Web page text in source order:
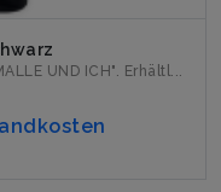
UND ICH". Erhältl...